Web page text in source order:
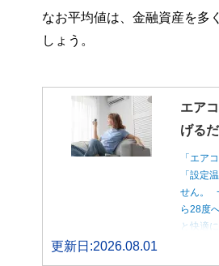
なお平均値は、金融資産を多
しょう。
エア
げる
「エア
「設定
せん。
ら28度
と快適
更新日:2026.08.01